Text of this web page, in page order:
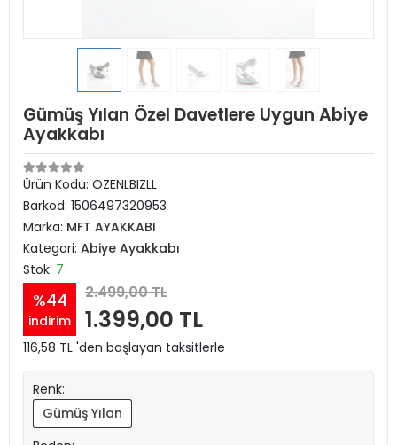
Gümüş Yılan Özel Davetlere Uygun Abiye
Ayakkabı
Ürün Kodu: OZENLBIZLL
Barkod: 1506497320953
Marka: MFT AYAKKABI
Kategori: Abiye Ayakkabı
Stok: 7
%44
indirim
2.499,00 TL
1.399,00 TL
116,58 TL 'den başlayan taksitlerle
Renk:
Gümüş Yılan